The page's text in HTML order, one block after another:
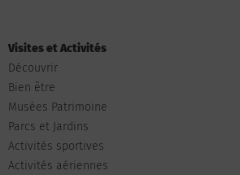
Visites et Activités
Découvrir
Bien être
Musées Patrimoine
Parcs et Jardins
Activités sportives
Activités aériennes